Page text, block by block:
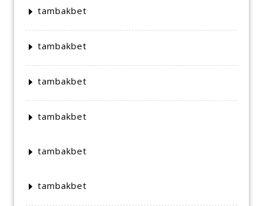
tambakbet
tambakbet
tambakbet
tambakbet
tambakbet
tambakbet